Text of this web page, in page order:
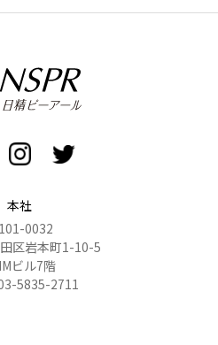
本社
0032
区岩本町1-10-5
ビル7階
5835-2711